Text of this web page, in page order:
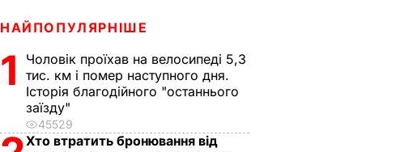
НАЙПОПУЛЯРНІШЕ
1
Чоловік проїхав на велосипеді 5,3
тис. км і помер наступного дня.
Історія благодійного "останнього
заїзду"
45529
Хто втратить бронювання від